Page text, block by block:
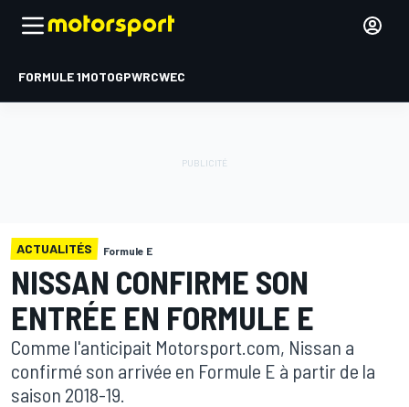
FORMULE 1MOTOGPWRCWEC
ACTUALITÉS Formule E
NISSAN CONFIRME SON
ENTRÉE EN FORMULE E
Comme l'anticipait Motorsport.com, Nissan a
confirmé son arrivée en Formule E à partir de la
saison 2018-19.